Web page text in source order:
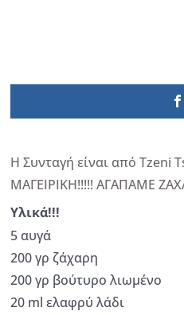
Η Συνταγή είναι από Tzeni
ΜΑΓΕΙΡΙΚΗ!!!!! ΑΓΑΠΑΜΕ
Υλικά!!!
5 αυγά
200 γρ ζάχαρη
200 γρ βούτυρο λιωμένο
20 ml ελαφρύ λάδι